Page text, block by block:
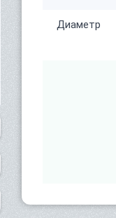
Диаметр